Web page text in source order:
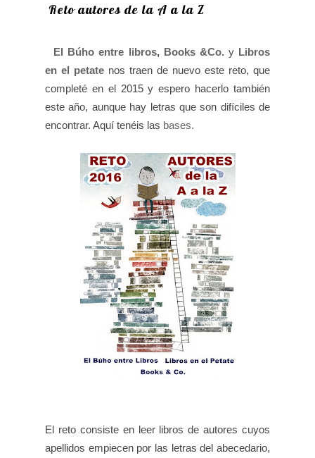
Reto autores de la A a la Z
El Búho entre libros, Books &Co. y Libros
en el petate nos traen de nuevo este reto, que
completé en el 2015 y espero hacerlo también
este año, aunque hay letras que son difíciles de
encontrar. Aquí tenéis las bases.
El reto consiste en leer libros de autores cuyos
apellidos empiecen por las letras del abecedario,